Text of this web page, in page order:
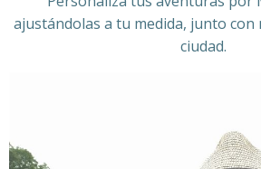
ajustándolas a tu medida, junto con
ciudad.